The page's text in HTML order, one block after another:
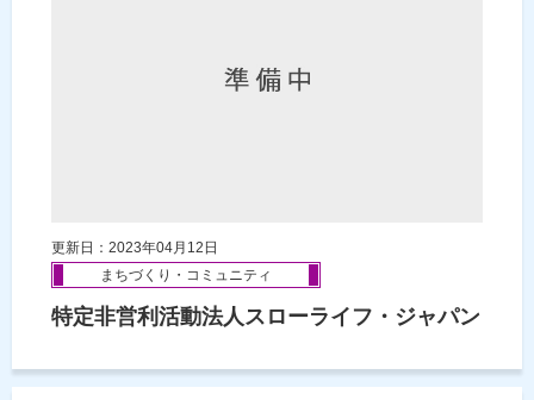
更新日：2023年04月12日
まちづくり・コミュニティ
特定非営利活動法人スローライフ・ジャパン